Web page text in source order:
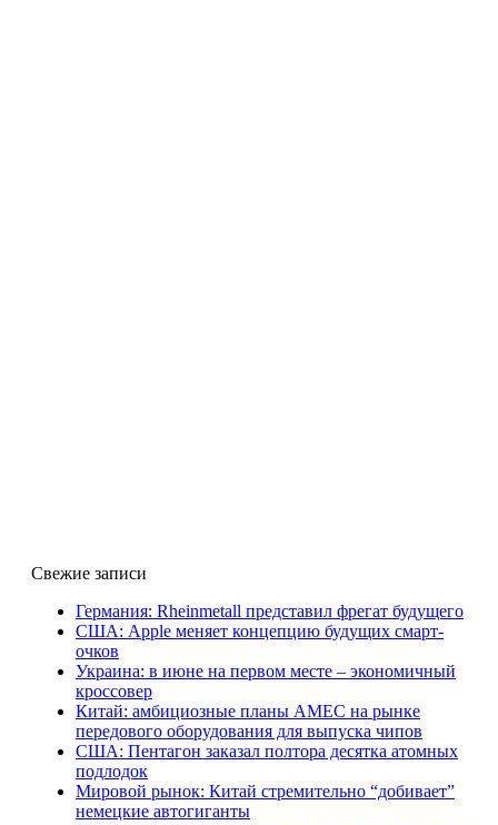
Свежие записи
Германия: Rheinmetall представил фрегат будущего
США: Apple меняет концепцию будущих смарт-
очков
Украина: в июне на первом месте – экономичный
кроссовер
Китай: амбициозные планы AMEC на рынке
передового оборудования для выпуска чипов
США: Пентагон заказал полтора десятка атомных
подлодок
Мировой рынок: Китай стремительно “добивает”
немецкие автогиганты